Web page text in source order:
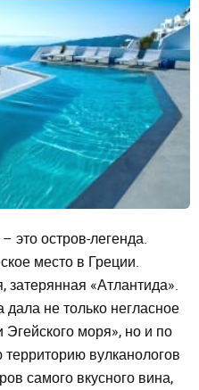
это остров-легенда.
место в Греции.
затерянная «Атлантида».
дала не только негласное
моря», но и по
вулканологов
самого вкусного вина,